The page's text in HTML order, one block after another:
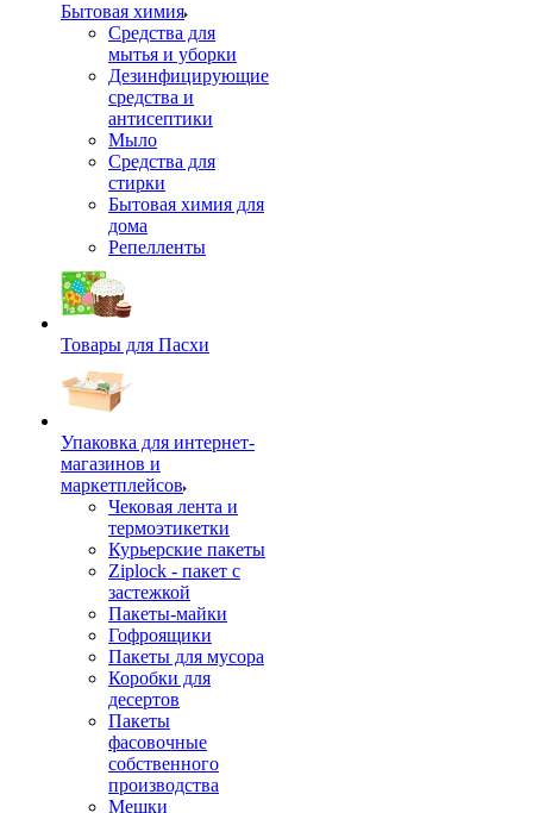
Бытовая химия
Средства для
мытья и уборки
Дезинфицирующие
средства и
антисептики
Мыло
Средства для
стирки
Бытовая химия для
дома
Репелленты
Товары для Пасхи
Упаковка для интернет-
магазинов и
маркетплейсов
Чековая лента и
термоэтикетки
Курьерские пакеты
Ziplock - пакет с
застежкой
Пакеты-майки
Гофроящики
Пакеты для мусора
Коробки для
десертов
Пакеты
фасовочные
собственного
производства
Мешки